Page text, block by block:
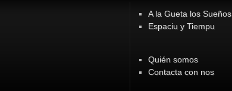
A la Gueta los Sueños
Espaciu y Tiempu
Quién somos
Contacta con nos